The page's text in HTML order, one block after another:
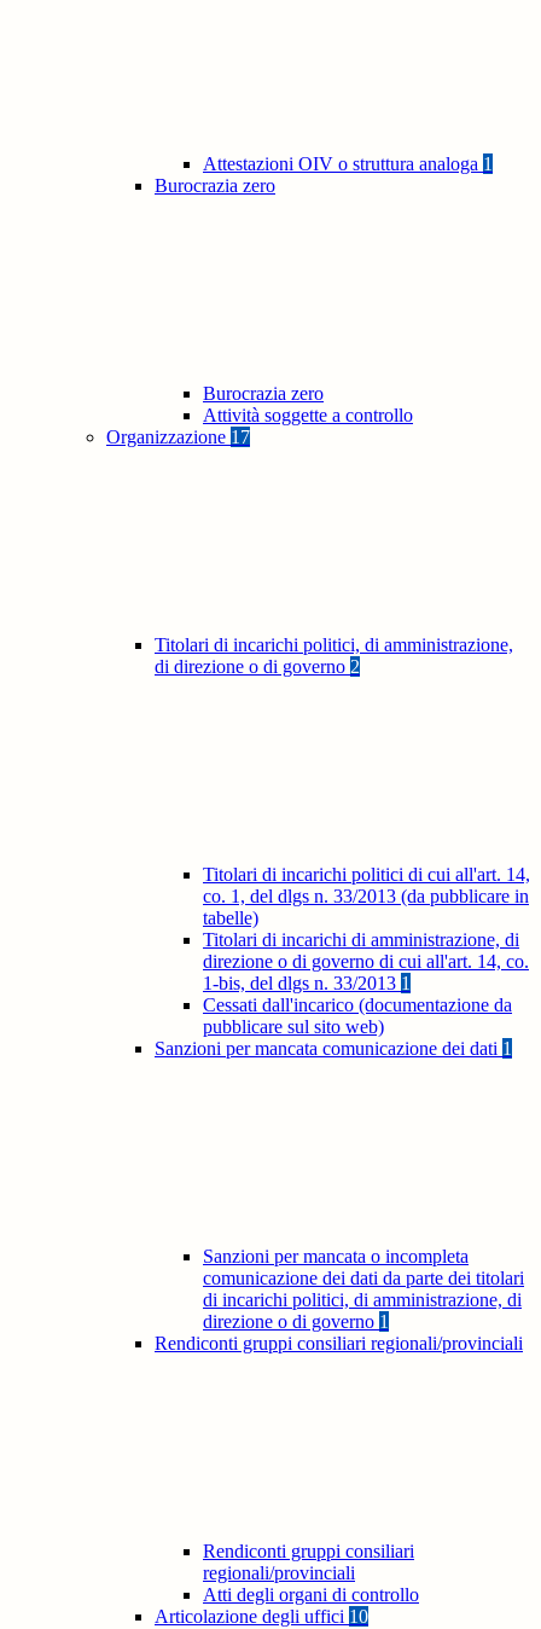
Attestazioni OIV o struttura analoga 1
Burocrazia zero
Burocrazia zero
Attività soggette a controllo
Organizzazione 17
Titolari di incarichi politici, di amministrazione,
di direzione o di governo 2
Titolari di incarichi politici di cui all'art. 14,
co. 1, del dlgs n. 33/2013 (da pubblicare in
tabelle)
Titolari di incarichi di amministrazione, di
direzione o di governo di cui all'art. 14, co.
1-bis, del dlgs n. 33/2013 1
Cessati dall'incarico (documentazione da
pubblicare sul sito web)
Sanzioni per mancata comunicazione dei dati 1
Sanzioni per mancata o incompleta
comunicazione dei dati da parte dei titolari
di incarichi politici, di amministrazione, di
direzione o di governo 1
Rendiconti gruppi consiliari regionali/provinciali
Rendiconti gruppi consiliari
regionali/provinciali
Atti degli organi di controllo
Articolazione degli uffici 10